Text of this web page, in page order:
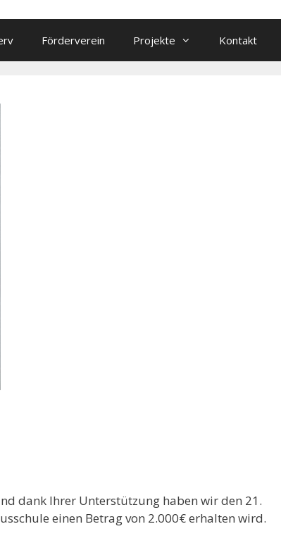
Förderverein Projekte Kontakt
dank Ihrer Unterstützung haben wir den 21.
einen Betrag von 2.000€ erhalten wird.